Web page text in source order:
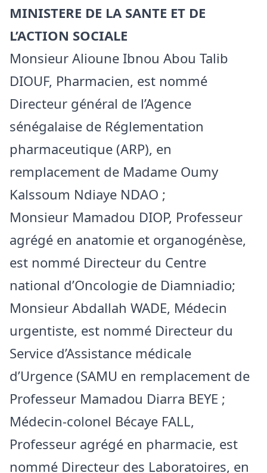
MINISTERE DE LA SANTE ET DE
L’ACTION SOCIALE
Monsieur Alioune Ibnou Abou Talib
DIOUF, Pharmacien, est nommé
Directeur général de l’Agence
sénégalaise de Réglementation
pharmaceutique (ARP), en
remplacement de Madame Oumy
Kalssoum Ndiaye NDAO ;
Monsieur Mamadou DIOP, Professeur
agrégé en anatomie et organogénèse,
est nommé Directeur du Centre
national d’Oncologie de Diamniadio;
Monsieur Abdallah WADE, Médecin
urgentiste, est nommé Directeur du
Service d’Assistance médicale
d’Urgence (SAMU en remplacement de
Professeur Mamadou Diarra BEYE ;
Médecin-colonel Bécaye FALL,
Professeur agrégé en pharmacie, est
nommé Directeur des Laboratoires, en